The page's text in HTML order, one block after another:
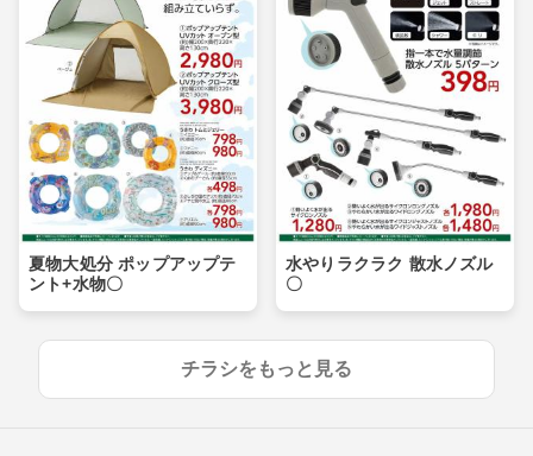
夏物大処分 ポップアップテ
ント+水物〇
水やりラクラク 散水ノズル
〇
チラシをもっと見る